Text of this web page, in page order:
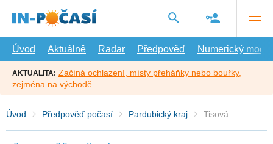
hlavní
Úvod
Aktuálně Radar Předpověď Numerický model
AKTUALITA: Začíná ochlazení, místy přeháňky nebo bouřky,
zejména na východě
Úvod Předpověď počasí Pardubický kraj Tisová